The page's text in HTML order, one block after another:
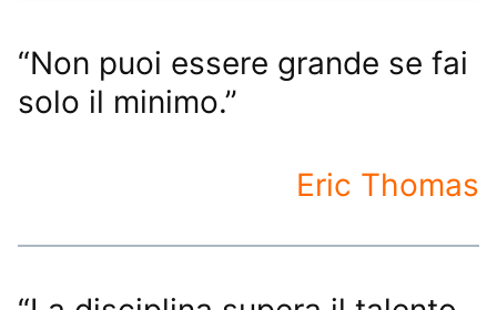
“Non puoi essere grande se fai
solo il minimo.”
Eric Thomas